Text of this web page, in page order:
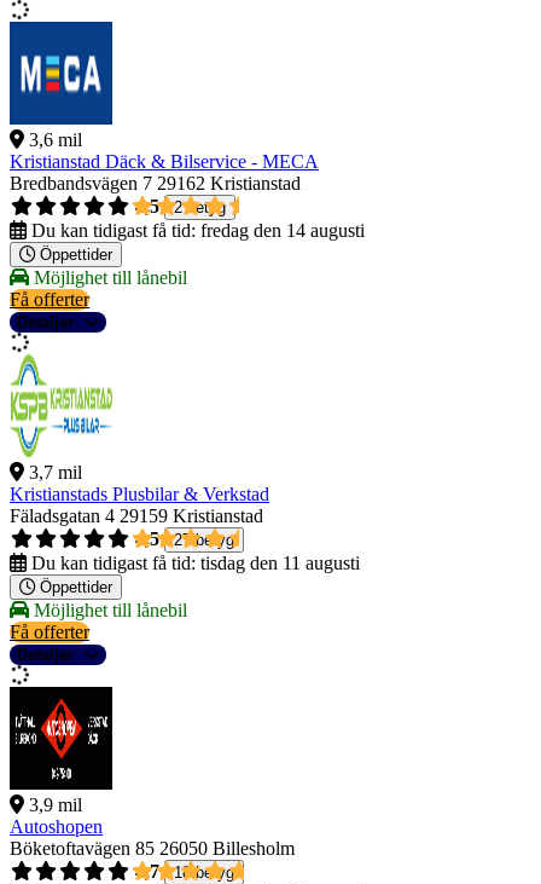
3,6 mil
Kristianstad Däck & Bilservice - MECA
Bredbandsvägen 7 29162 Kristianstad
4,5
2 betyg
Du kan tidigast få tid: fredag den 14 augusti
Öppettider
Möjlighet till lånebil
Få offerter
Detaljer
3,7 mil
Kristianstads Plusbilar & Verkstad
Fäladsgatan 4 29159 Kristianstad
4,5
27 betyg
Du kan tidigast få tid: tisdag den 11 augusti
Öppettider
Möjlighet till lånebil
Få offerter
Detaljer
3,9 mil
Autoshopen
Böketoftavägen 85 26050 Billesholm
4,7
18 betyg